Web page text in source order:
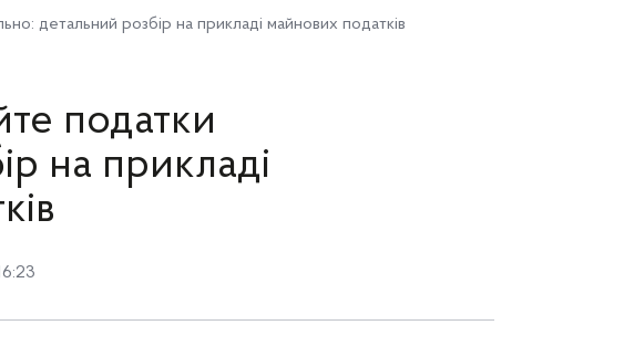
детальний розбір на прикладі майнових податків
податки
на прикладі